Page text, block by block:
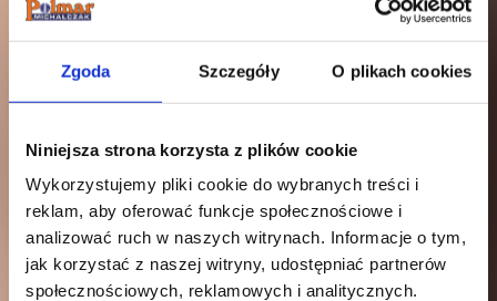
Zgoda Szczegóły O plikach cookies
Niniejsza strona korzysta z plików cookie
Wykorzystujemy pliki cookie do wybranych treści i
reklam, aby oferować funkcje społecznościowe i
analizować ruch w naszych witrynach. Informacje o tym,
jak korzystać z naszej witryny, udostępniać partnerów
społecznościowych, reklamowych i analitycznych.